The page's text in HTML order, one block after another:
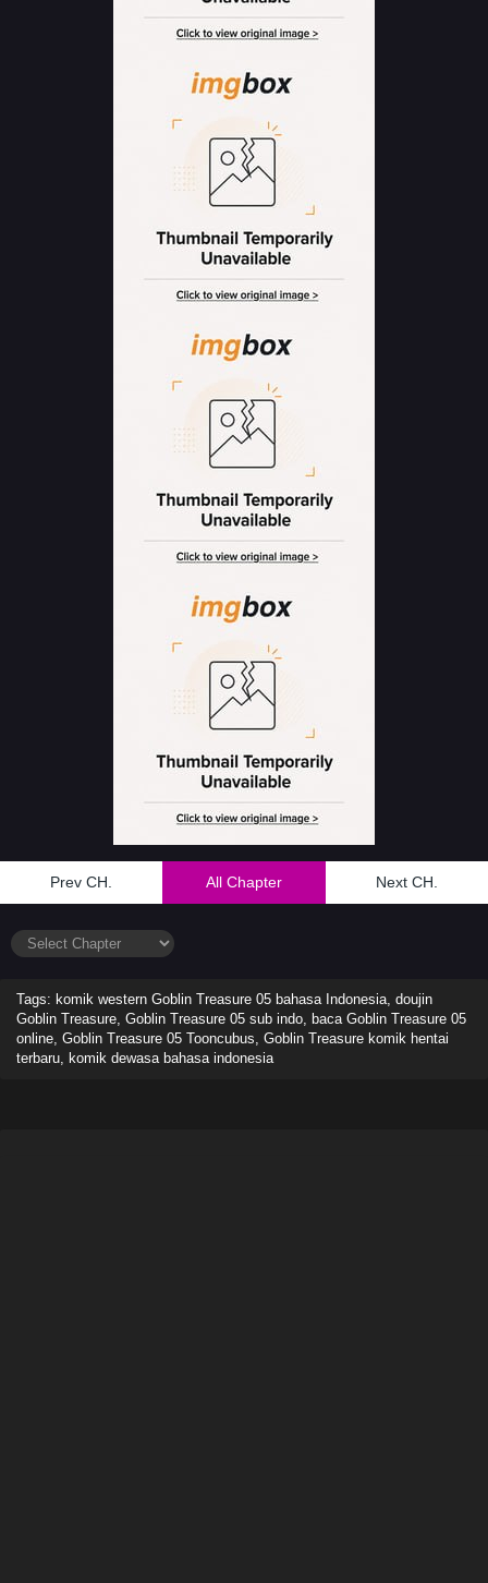
Prev CH. All Chapter Next CH.
Tags: komik western Goblin Treasure 05 bahasa Indonesia, doujin
Goblin Treasure, Goblin Treasure 05 sub indo, baca Goblin Treasure 05
online, Goblin Treasure 05 Tooncubus, Goblin Treasure komik hentai
terbaru, komik dewasa bahasa indonesia